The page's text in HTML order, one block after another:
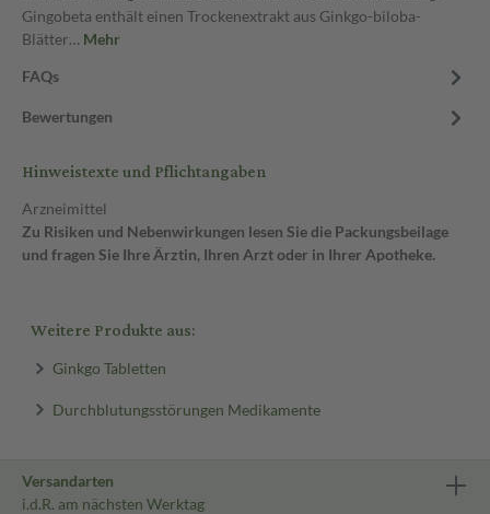
Gingobeta enthält einen Trockenextrakt aus Ginkgo-biloba-
Blätter… Mehr
FAQs
Bewertungen
Hinweistexte und Pflichtangaben
Arzneimittel
Zu Risiken und Nebenwirkungen lesen Sie die Packungsbeilage
und fragen Sie Ihre Ärztin, Ihren Arzt oder in Ihrer Apotheke.
Weitere Produkte aus:
Ginkgo Tabletten
Durchblutungsstörungen Medikamente
Versandarten
i.d.R. am nächsten Werktag